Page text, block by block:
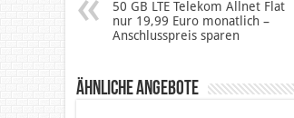
50 GB LTE Telekom Allnet Flat
nur 19,99 Euro monatlich –
Anschlusspreis sparen
Ähnliche Angebote